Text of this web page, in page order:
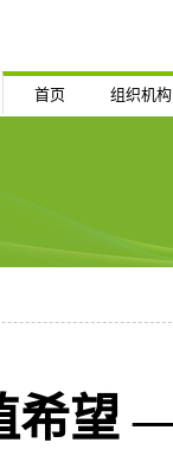
首页 组织机构
希望